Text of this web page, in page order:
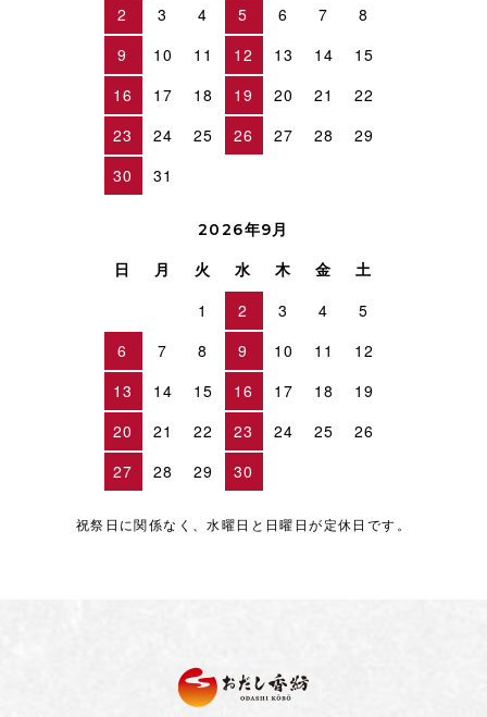
2
3 4 5 6 7
8
9
10 11 12 13 14
15
16
17 18 19 20 21
22
23
24 25 26 27 28
29
30
31
2026年9月
日 月 火 水 木 金 土
1 2 3 4
5
6
7 8 9 10 11
12
13
14 15 16 17 18
19
20
21 22 23 24 25
26
27
28 29 30
祝祭日に関係なく、水曜日と日曜日が定休日です。